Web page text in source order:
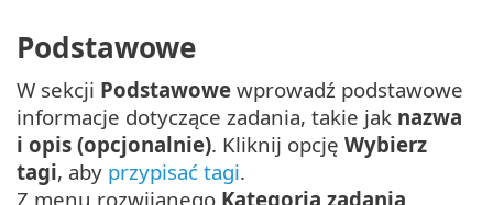
Podstawowe
W sekcji Podstawowe wprowadź podstawowe
informacje dotyczące zadania, takie jak nazwa
i opis (opcjonalnie). Kliknij opcję Wybierz
tagi, aby przypisać tagi.
Z menu rozwijanego Kategoria zadania